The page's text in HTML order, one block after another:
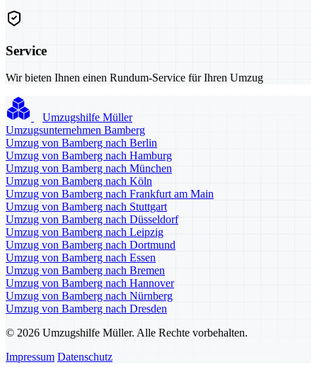
Service
Wir bieten Ihnen einen Rundum-Service für Ihren Umzug
Umzugshilfe Müller
Umzugsunternehmen Bamberg
Umzug von Bamberg nach Berlin
Umzug von Bamberg nach Hamburg
Umzug von Bamberg nach München
Umzug von Bamberg nach Köln
Umzug von Bamberg nach Frankfurt am Main
Umzug von Bamberg nach Stuttgart
Umzug von Bamberg nach Düsseldorf
Umzug von Bamberg nach Leipzig
Umzug von Bamberg nach Dortmund
Umzug von Bamberg nach Essen
Umzug von Bamberg nach Bremen
Umzug von Bamberg nach Hannover
Umzug von Bamberg nach Nürnberg
Umzug von Bamberg nach Dresden
© 2026 Umzugshilfe Müller. Alle Rechte vorbehalten.
Impressum Datenschutz